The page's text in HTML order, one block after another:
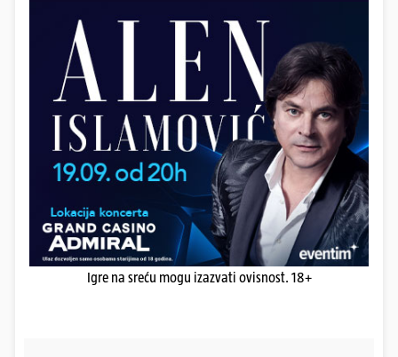
Igre na sreću mogu izazvati ovisnost. 18+